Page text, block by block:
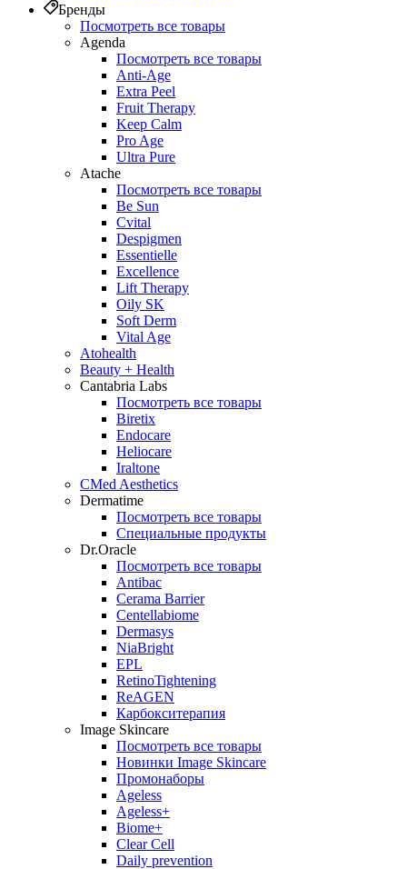
Бренды
Посмотреть все товары
Agenda
Посмотреть все товары
Anti‑Age
Extra Peel
Fruit Therapy
Keep Calm
Pro Age
Ultra Pure
Atache
Посмотреть все товары
Be Sun
Cvital
Despigmen
Essentielle
Excellence
Lift Therapy
Oily SK
Soft Derm
Vital Age
Atohealth
Beauty + Health
Cantabria Labs
Посмотреть все товары
Biretix
Endocare
Heliocare
Iraltone
CMed Aesthetics
Dermatime
Посмотреть все товары
Специальные продукты
Dr.Oracle
Посмотреть все товары
Antibac
Cerama Barrier
Centellabiome
Dermasys
NiaBright
EPL
RetinoTightening
ReAGEN
Карбокситерапия
Image Skincare
Посмотреть все товары
Новинки Image Skincare
Промонаборы
Ageless
Ageless+
Biome+
Clear Cell
Daily prevention